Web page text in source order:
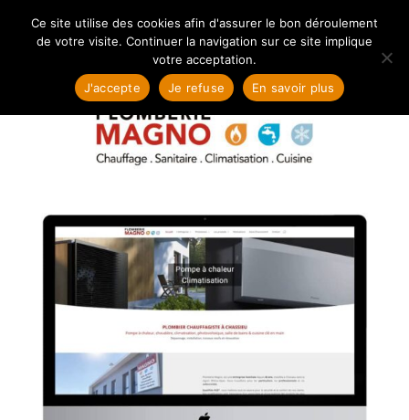
Ce site utilise des cookies afin d'assurer le bon déroulement
de votre visite. Continuer la navigation sur ce site implique
votre acceptation.
J'accepte
Je refuse En savoir plus